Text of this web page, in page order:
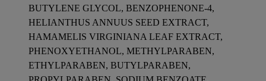
BUTYLENE GLYCOL, BENZOPHENONE-4,
HELIANTHUS ANNUUS SEED EXTRACT,
HAMAMELIS VIRGINIANA LEAF EXTRACT,
PHENOXYETHANOL, METHYLPARABEN,
ETHYLPARABEN, BUTYLPARABEN,